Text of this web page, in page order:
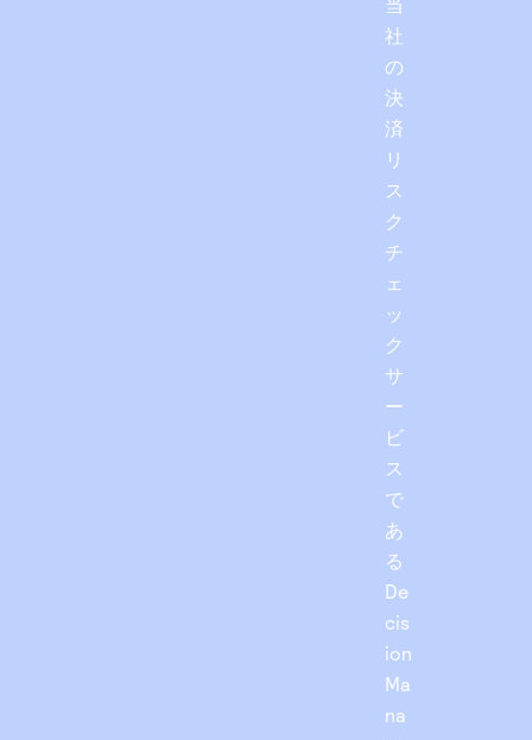
社
の
決
済
リ
ス
ク
チ
ェ
ッ
ク
サ
ー
ビ
ス
で
あ
る
De
cis
ion
Ma
na